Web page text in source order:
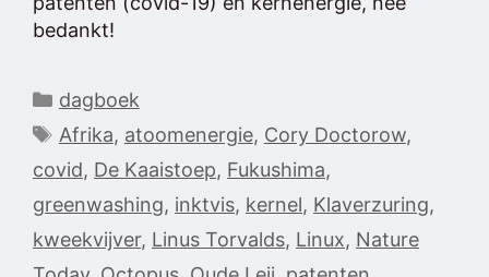
bedankt!
Categorieën
dagboek
Tags
Afrika, atoomenergie, Cory Doctorow,
covid, De Kaaistoep, Fukushima,
greenwashing, inktvis, kernel, Klaverzuring,
kweekvijver, Linus Torvalds, Linux, Nature